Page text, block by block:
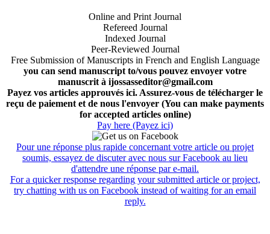
Online and Print Journal
Refereed Journal
Indexed Journal
Peer-Reviewed Journal
Free Submission of Manuscripts in French and English Language
you can send manuscript to/vous pouvez envoyer votre
manuscrit à ijossasseditor@gmail.com
Payez vos articles approuvés ici. Assurez-vous de télécharger le
reçu de paiement et de nous l'envoyer (You can make payments
for accepted articles online)
Pay here (Payez ici)
Pour une réponse plus rapide concernant votre article ou projet
soumis, essayez de discuter avec nous sur Facebook au lieu
d'attendre une réponse par e-mail.
For a quicker response regarding your submitted article or project,
try chatting with us on Facebook instead of waiting for an email
reply.